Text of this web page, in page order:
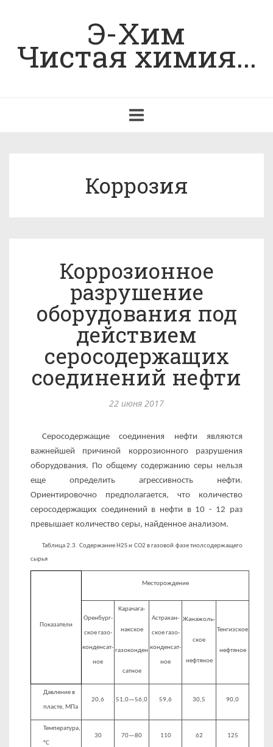
Э-Хим
Чистая химия...
navigation
Коррозия
Коррозионное
разрушение
оборудования под
действием
серосодержащих
соединений нефти
22 июня 2017
Серосодержащие соединения нефти являются
важнейшей причиной коррозионного разрушения
оборудования. По общему содержанию серы нельзя
еще определить агрессивность нефти.
Ориентировочно предполагается, что количество
серосодержа­щих соединений в нефти в 10 - 12 раз
превышает количество серы, найденное анализом.
Таблица 2.3. Содержание H2S и СО2 в газовой фазе тиолсодержащего
сырья
Показатели
Месторождение
Оренбург­
ское газо­
конденсат­
ное
Карачага-
накское
газоконден­
сатное
Астрахан­
ское газо­
конденсат­
ное
Жанажоль-
ское
нефтяное
Тенгизское
нефтяное
Давление в
пласте, МПа
20,6 51,0—56,0 59,6 30,5 90,0
Температура,
°С
30 70—80 110 62 125